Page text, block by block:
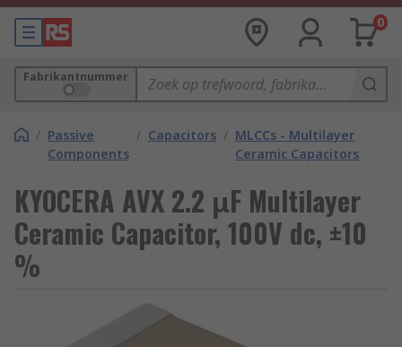
0
Fabrikantnummer
/ Passive
Components
/ Capacitors / MLCCs - Multilayer
Ceramic Capacitors
KYOCERA AVX 2.2 μF Multilayer
Ceramic Capacitor, 100V dc, ±10
%